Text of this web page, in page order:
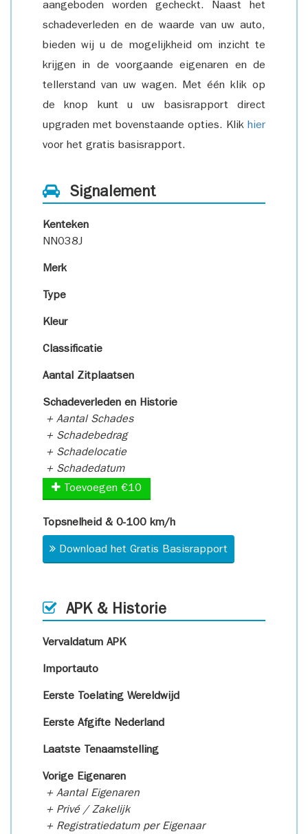
aangeboden worden gecheckt. Naast het
schadeverleden en de waarde van uw auto,
bieden wij u de mogelijkheid om inzicht te
krijgen in de voorgaande eigenaren en de
tellerstand van uw wagen. Met één klik op
de knop kunt u uw basisrapport direct
upgraden met bovenstaande opties. Klik hier
voor het gratis basisrapport.
Signalement
Kenteken
NN038J
Merk
Type
Kleur
Classificatie
Aantal Zitplaatsen
Schadeverleden en Historie
+ Aantal Schades
+ Schadebedrag
+ Schadelocatie
+ Schadedatum
Toevoegen €10
Topsnelheid & 0-100 km/h
Download het Gratis Basisrapport
APK & Historie
Vervaldatum APK
Importauto
Eerste Toelating Wereldwijd
Eerste Afgifte Nederland
Laatste Tenaamstelling
Vorige Eigenaren
+ Aantal Eigenaren
+ Privé / Zakelijk
+ Registratiedatum per Eigenaar